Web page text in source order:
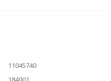
11045740